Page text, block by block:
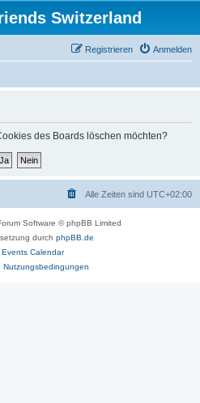
Switzerland
Anmelden
Registrieren
des Boards löschen möchten?
Alle Zeiten sind UTC+02:00
Software © phpBB Limited
durch phpBB.de
Calendar
Nutzungsbedingungen